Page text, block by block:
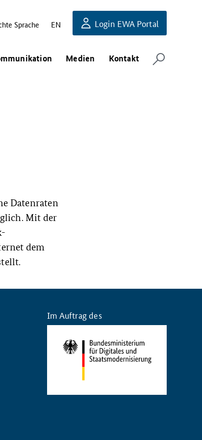
Sprache EN Login EWA Portal
Medien Kontakt
Datenraten
Mit der
dem
Im Auftrag des